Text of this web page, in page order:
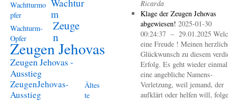
Wachtturmo
pfer
Wachtur
m
Wachturm-
Opfer
Zeuge
n
Zeugen Jehovas
Zeugen Jehovas -
Ausstieg
ZeugenJehovas-
Ausstieg
Ältes
te
Ricarda
Klage der Zeugen Jehovas
abgewiesen! 2025-01-30
00:24:37 – 29.01.2025
eine Freude ! Meinen
Glückwunsch zu diesem
Erfolg. Es geht wieder
eine angebliche Namens-
Verletzung, weil jemand, der
aufklärt oder helfen will,